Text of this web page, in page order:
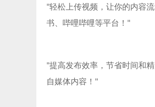
"轻松上传视频，让你的内容
书、哔哩哔哩等平台！"
"提高发布效率，节省时间和
自媒体内容！"